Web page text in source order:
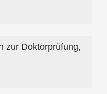
zur Doktorprüfung,